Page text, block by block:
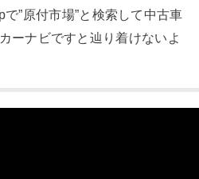
”原付市場”と検索して中古車
ーナビですと辿り着けないよ